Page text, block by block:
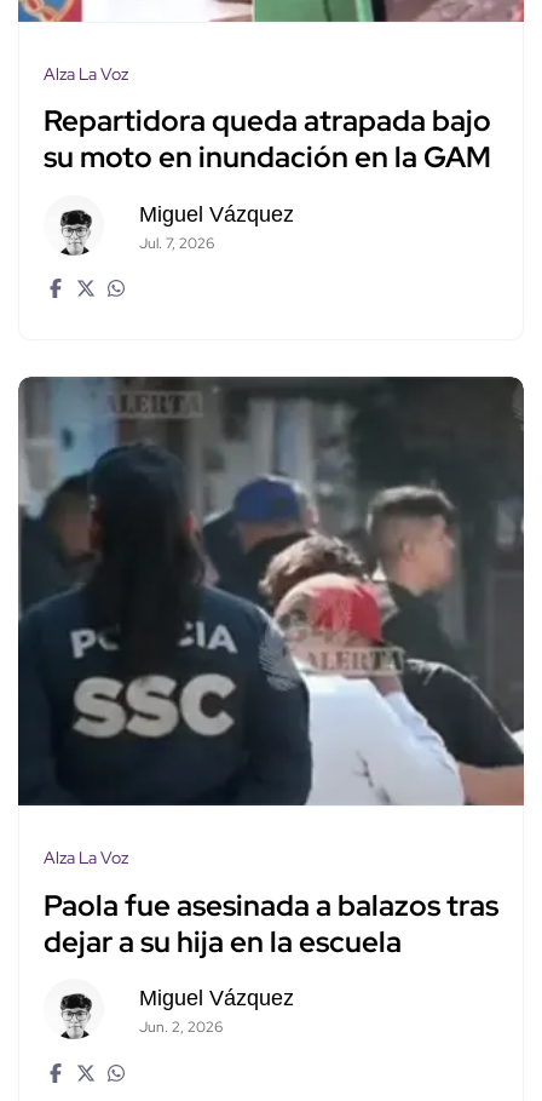
Alza La Voz
Repartidora queda atrapada bajo
su moto en inundación en la GAM
Miguel Vázquez
Jul. 7, 2026
Alza La Voz
Paola fue asesinada a balazos tras
dejar a su hija en la escuela
Miguel Vázquez
Jun. 2, 2026